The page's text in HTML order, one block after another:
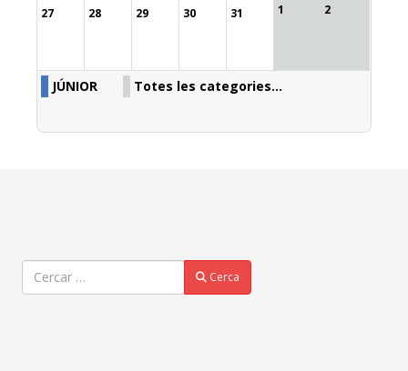
27 28 29 30 31 1 2
JÚNIOR Totes les categories...
Cercar Cerca